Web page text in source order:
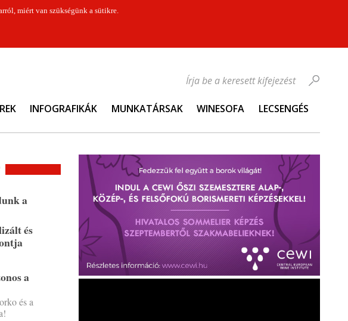
miért van szükségünk a sütikre.
INFOGRAFIKÁK MUNKATÁRSAK WINESOFA LECSENGÉS
Írja be a keresett kifejezést
a
és
a
és a